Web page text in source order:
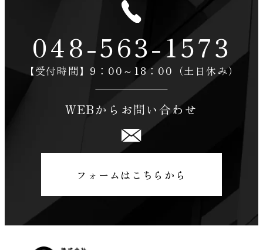
048-563-1573
【受付時間】9：00～18：00（土日休み）
WEBからお問い合わせ
フォームはこちらから